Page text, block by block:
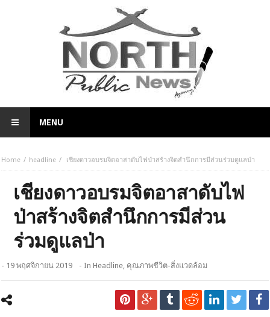
MENU
Home headline เชียงดาวอบรมจิตอาสาดับไฟป่าสร้างจิตสำนึกการมีส่วนร่วมดูแลป่า
เชียงดาวอบรมจิตอาสาดับไฟ
ป่าสร้างจิตสำนึกการมีส่วน
ร่วมดูแลป่า
- 19 พฤศจิกายน 2019 - InHeadline, คุณภาพชีวิต-สิ่งแวดล้อม